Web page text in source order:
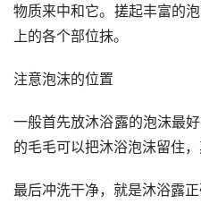
物质来中和它。搓起丰富的
上的各个部位抹。
注意泡沫的位置
一般首先放沐浴露的泡沫最
的毛毛可以把沐浴泡沫留住
最后冲洗干净，就是沐浴露正